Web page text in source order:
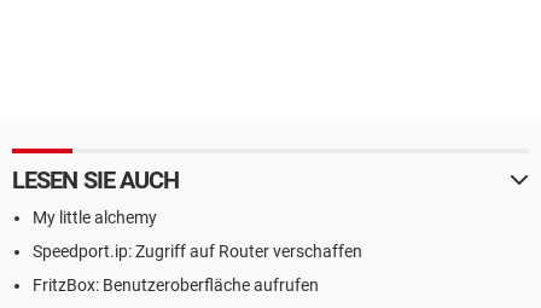
LESEN SIE AUCH
My little alchemy
Speedport.ip: Zugriff auf Router verschaffen
FritzBox: Benutzeroberfläche aufrufen